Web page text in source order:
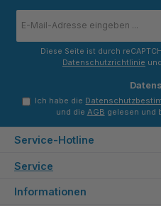
Mail-
*
Diese Seite ist durch
Datenschutzrichtlinie und
Ich habe die
und die AGB gelesen und
Service-Hotline
Service
Informationen